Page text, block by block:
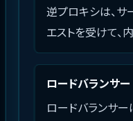
逆プロキシは、サ
エストを受けて、
ロードバランサー
ロードバランサ